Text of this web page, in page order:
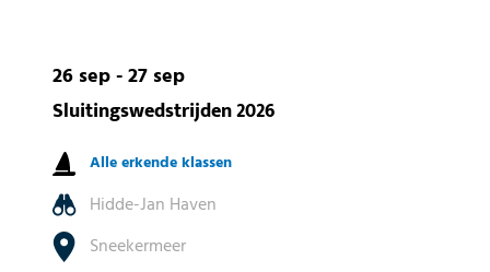
26 sep - 27 sep
Sluitingswedstrijden 2026
Alle erkende klassen
Hidde-Jan Haven
Sneekermeer